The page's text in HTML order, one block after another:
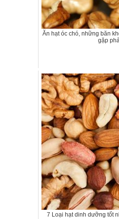
Ăn hạt óc chó, những băn
gặp
7 Loại hạt dinh dưỡng tốt